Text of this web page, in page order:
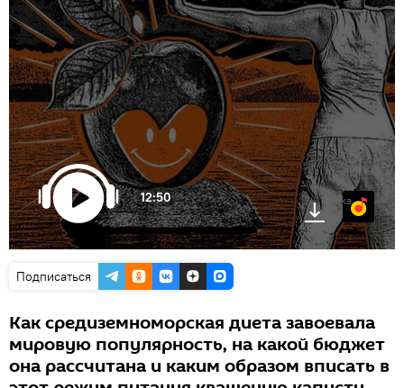
12:50 Яндекс.Музыка
Подписаться
Как средиземноморская диета завоевала
мировую популярность, на какой бюджет
она рассчитана и каким образом вписать в